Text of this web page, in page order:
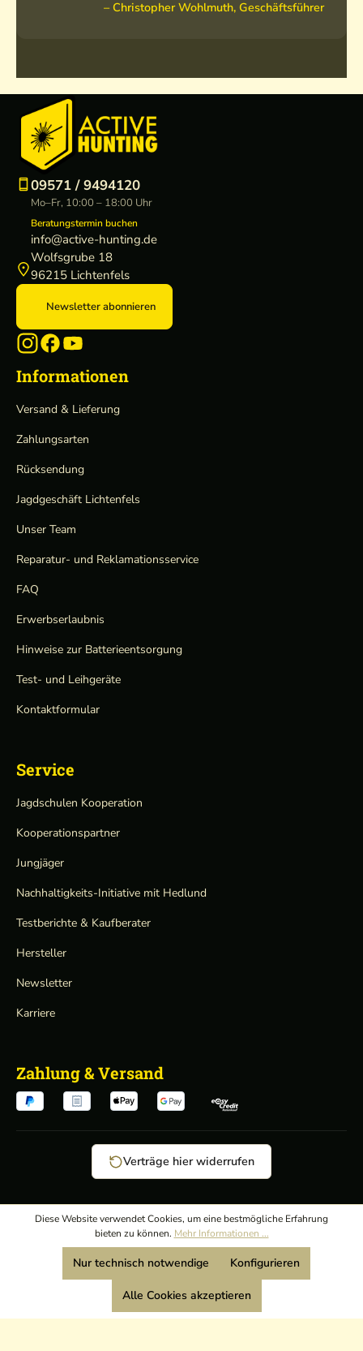
– Christopher Wohlmuth, Geschäftsführer
09571 / 9494120
Mo–Fr, 10:00 – 18:00 Uhr
Beratungstermin buchen
info@active-hunting.de
Wolfsgrube 18
96215 Lichtenfels
Newsletter abonnieren
Informationen
Versand & Lieferung
Zahlungsarten
Rücksendung
Jagdgeschäft Lichtenfels
Unser Team
Reparatur- und Reklamationsservice
FAQ
Erwerbserlaubnis
Hinweise zur Batterieentsorgung
Test- und Leihgeräte
Kontaktformular
Service
Jagdschulen Kooperation
Kooperationspartner
Jungjäger
Nachhaltigkeits-Initiative mit Hedlund
Testberichte & Kaufberater
Hersteller
Newsletter
Karriere
Zahlung & Versand
Verträge hier widerrufen
AGB/
Datenschutz/
Wir sind Mitglied:
Diese Website verwendet Cookies, um eine bestmögliche Erfahrung
bieten zu können. Mehr Informationen ...
Nur technisch notwendige Konfigurieren
Alle Cookies akzeptieren